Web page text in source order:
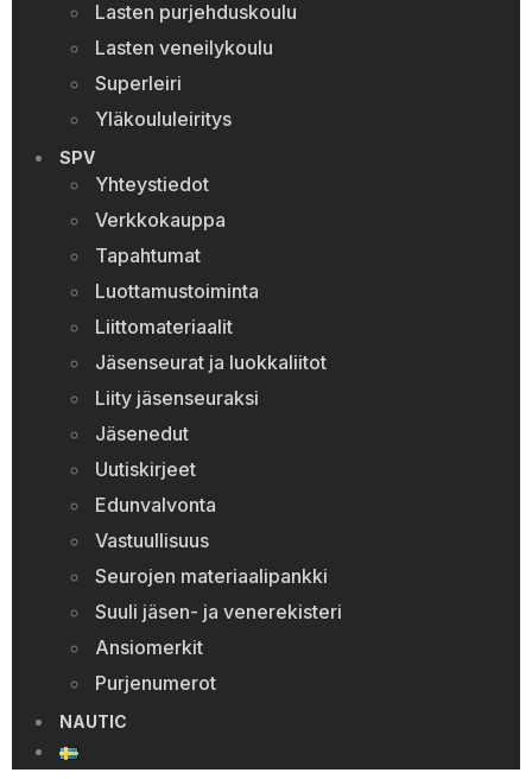
Lasten purjehduskoulu
Lasten veneilykoulu
Superleiri
Yläkoululeiritys
SPV
Yhteystiedot
Verkkokauppa
Tapahtumat
Luottamustoiminta
Liittomateriaalit
Jäsenseurat ja luokkaliitot
Liity jäsenseuraksi
Jäsenedut
Uutiskirjeet
Edunvalvonta
Vastuullisuus
Seurojen materiaalipankki
Suuli jäsen- ja venerekisteri
Ansiomerkit
Purjenumerot
NAUTIC